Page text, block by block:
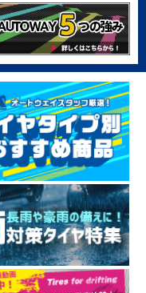
ロング）は、アメリカ合衆国
点を置き、最先端の技術と製
のタイヤを製造しています。
4.58
、1954年に台湾で設立さ
リヂストンと、1981年から
（ダンロップ）とそれぞれ技
度な技術までノウハウを習
上げてきました。世界70以上
理店があり、強力なグローバ
ヤメーカーです。
4.00
特設ページは
こちら!
ター）は、アメリカに拠点を
ヤでした。グリップ・静粛性
す。 但し、燃費に関しては
り、これから様子をみてい
ました。
るくらい早く届きました